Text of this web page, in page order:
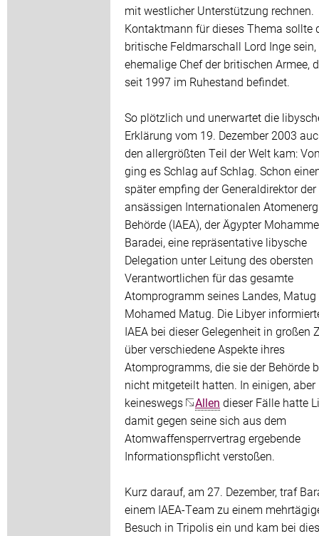
mit westlicher Unterstützung rechnen.
Kontaktmann für dieses Thema sollte
britische Feldmarschall Lord Inge sein,
ehemalige Chef der britischen Armee,
seit 1997 im Ruhestand befindet.
So plötzlich und unerwartet die
Erklärung vom 19. Dezember 2003
den allergrößten Teil der Welt kam:
ging es Schlag auf Schlag. Schon
später empfing der Generaldirektor
ansässigen Internationalen
Behörde (IAEA), der Ägypter
Baradei, eine repräsentative libysche
Delegation unter Leitung des obersten
Verantwortlichen für das gesamte
Atomprogramm seines Landes, Matug
Mohamed Matug. Die Libyer
IAEA bei dieser Gelegenheit in großen
über verschiedene Aspekte ihres
Atomprogramms, die sie der Behörde
nicht mitgeteilt hatten. In einigen, aber
keineswegs
Allen dieser Fälle hatte
damit gegen seine sich aus dem
Atomwaffensperrvertrag ergebende
Informationspflicht verstoßen.
Kurz darauf, am 27. Dezember, traf
einem IAEA-Team zu einem
Besuch in Tripolis ein und kam bei